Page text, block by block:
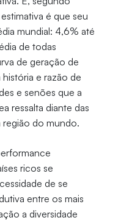
é que seu
mundial: 4,6% até
de todas
de geração de
e razão de
e senões que a
ressalta diante das
região do mundo.
ricos se
de se
entre os mais
a diversidade